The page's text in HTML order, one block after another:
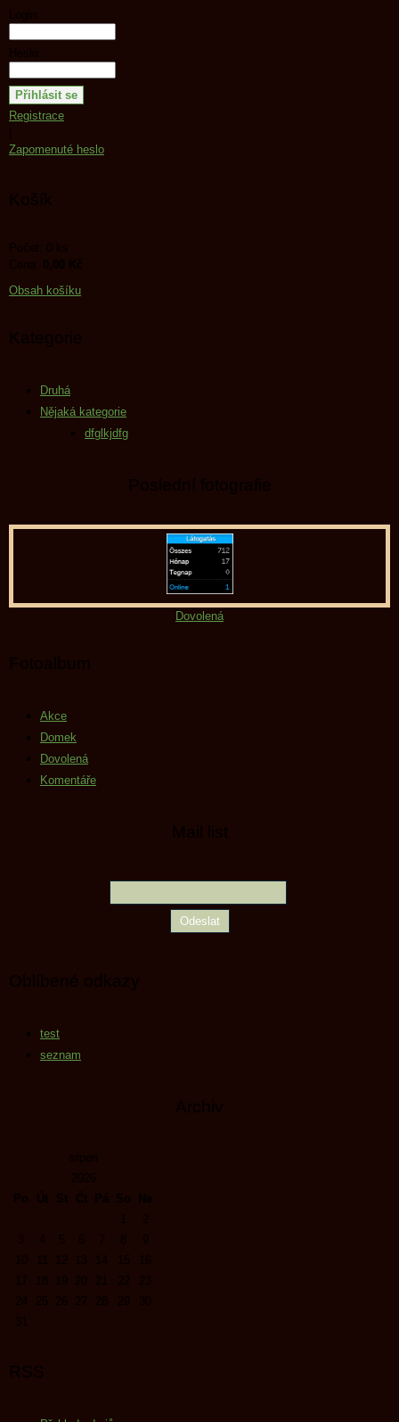
Login:
Heslo:
Registrace
Zapomenuté heslo
Košík
Počet: 0 ks
Cena:
0,00 Kč
Obsah košíku
Kategorie
Druhá
Nějaká kategorie
dfglkjdfg
Poslední fotografie
Dovolená
Fotoalbum
Akce
Domek
Dovolená
Komentáře
Mail list
Oblíbené odkazy
test
seznam
Archiv
srpen
2026
Po
Út St Čt Pá So
Ne
2
3
5 7 8
12 13 15
17
18 20 21 22
23
24
25 26 27 28 29
30
31
RSS